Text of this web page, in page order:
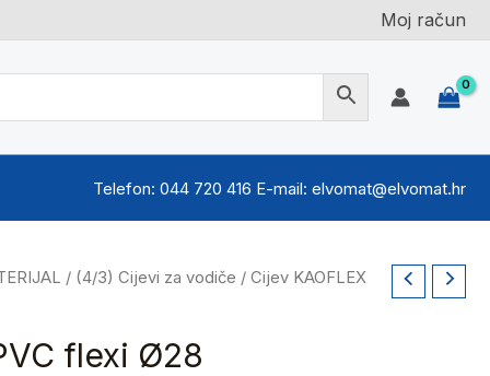
Moj račun
Telefon: 044 720 416 E-mail: elvomat@elvomat.hr
/ (4/3) Cijevi za vodiče / Cijev KAOFLEX
flexi Ø28